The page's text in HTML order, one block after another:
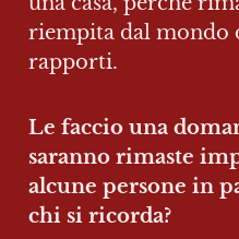
riempita dal mondo
rapporti.
Le faccio una
saranno rimaste
alcune persone in
chi si ricorda?